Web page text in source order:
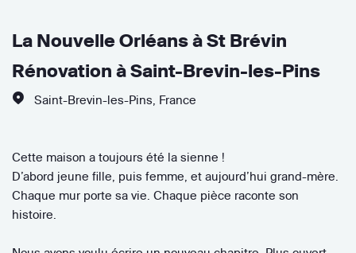
La Nouvelle Orléans à St Brévin
Rénovation à Saint-Brevin-les-Pins
Saint-Brevin-les-Pins France
Cette maison a toujours été la sienne !
D’abord jeune fille, puis femme, et aujourd’hui grand-mère.
Chaque mur porte sa vie. Chaque pièce raconte son
histoire.